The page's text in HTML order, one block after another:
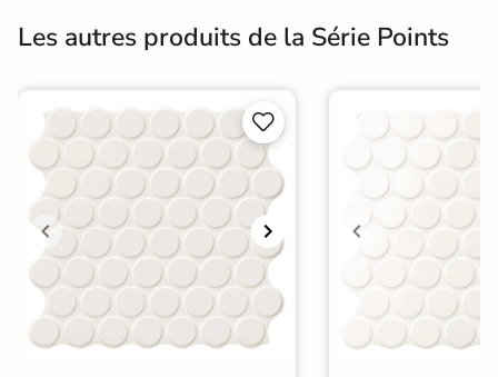
Les autres produits de la Série Points

